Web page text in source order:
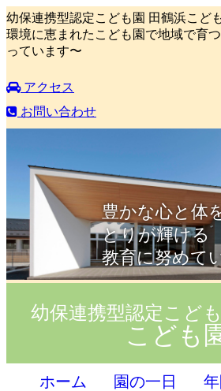
幼保連携型認定こども園 田鶴浜こ
環境に恵まれたこども園で地域で育
っています〜
アクセス
お問い合わせ
豊かな心と体
とりが輝ける
教育に努めて
幼保連携型認定こど
こども
ホーム 園の一日